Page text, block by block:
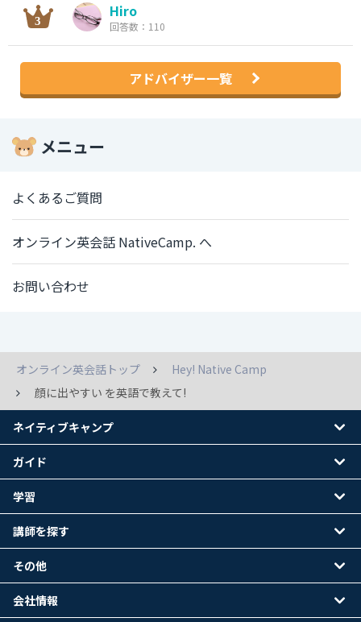
Hiro
回答数：110
アドバイザー一覧
メニュー
よくあるご質問
オンライン英会話 NativeCamp. へ
お問い合わせ
オンライン英会話トップ
Hey! Native Camp
顔に出やすい を英語で教えて!
ネイティブキャンプ
ガイド
学習
講師を探す
その他
会社情報